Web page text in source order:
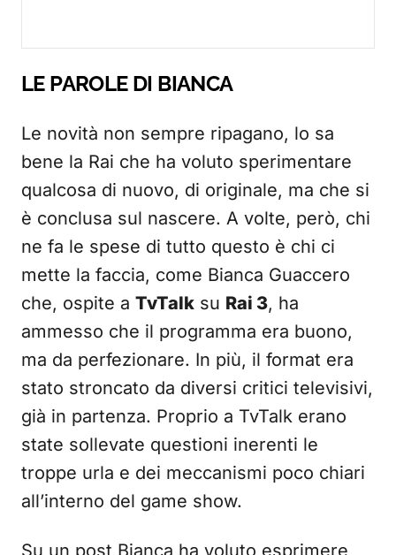
LE PAROLE DI BIANCA
Le novità non sempre ripagano, lo sa
bene la Rai che ha voluto sperimentare
qualcosa di nuovo, di originale, ma che si
è conclusa sul nascere. A volte, però, chi
ne fa le spese di tutto questo è chi ci
mette la faccia, come Bianca Guaccero
che, ospite a TvTalk su Rai 3, ha
ammesso che il programma era buono,
ma da perfezionare. In più, il format era
stato stroncato da diversi critici televisivi,
già in partenza. Proprio a TvTalk erano
state sollevate questioni inerenti le
troppe urla e dei meccanismi poco chiari
all’interno del game show.
Su un post Bianca ha voluto esprimere